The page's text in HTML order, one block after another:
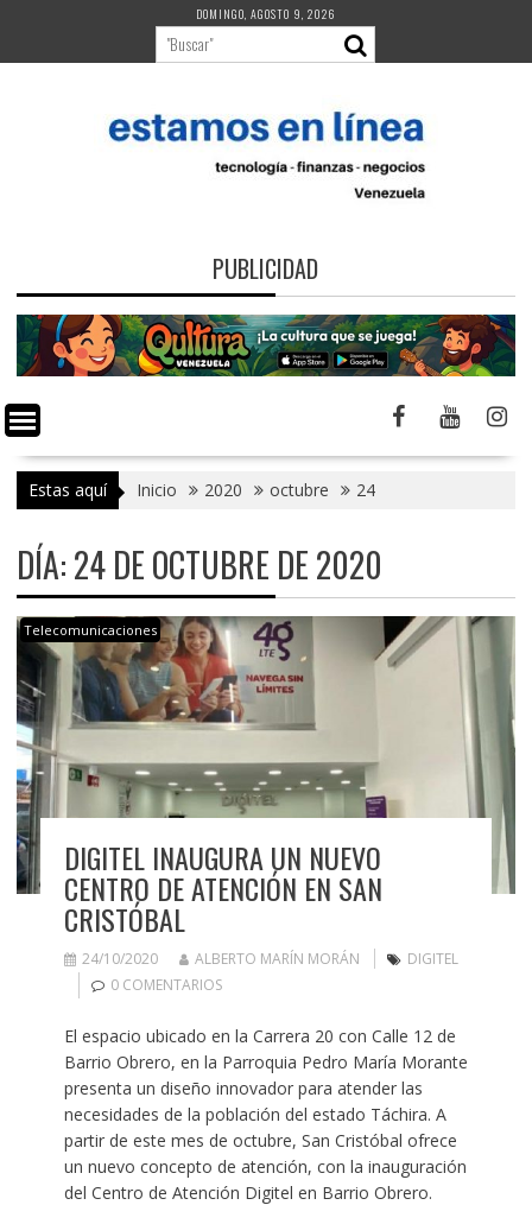
contenido
DOMINGO, AGOSTO 9, 2026
PUBLICIDAD
Estas aquí Inicio 2020 octubre 24
DÍA:24 DE OCTUBRE DE 2020
Telecomunicaciones
DIGITEL INAUGURA UN NUEVO
CENTRO DE ATENCIÓN EN SAN
CRISTÓBAL
24/10/2020 ALBERTO MARÍN MORÁN
DIGITEL
0 COMENTARIOS
El espacio ubicado en la Carrera 20 con Calle 12 de
Barrio Obrero, en la Parroquia Pedro María Morante
presenta un diseño innovador para atender las
necesidades de la población del estado Táchira. A
partir de este mes de octubre, San Cristóbal ofrece
un nuevo concepto de atención, con la inauguración
del Centro de Atención Digitel en Barrio Obrero.